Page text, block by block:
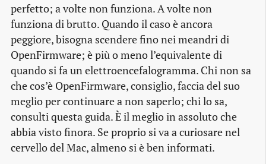
perfetto; a volte non funziona. A volte non
funziona di brutto. Quando il caso è ancora
peggiore, bisogna scendere fino nei meandri di
OpenFirmware; è più o meno l’equivalente di
quando si fa un elettroencefalogramma. Chi non sa
che cos’è OpenFirmware, consiglio, faccia del suo
meglio per continuare a non saperlo; chi lo sa,
consulti questa guida. È il meglio in assoluto che
abbia visto finora. Se proprio si va a curiosare nel
cervello del Mac, almeno si è ben informati.